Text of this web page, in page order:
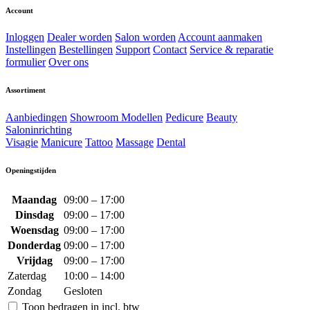
Account
Inloggen Dealer worden Salon wordenAccount aanmaken
Instellingen Bestellingen Support Contact Service & reparatie
formulier Over ons
Assortiment
Aanbiedingen Showroom Modellen Pedicure Beauty
Saloninrichting
Visagie Manicure Tattoo Massage Dental
Openingstijden
Maandag 09:00 – 17:00
Dinsdag
09:00 – 17:00
Woensdag 09:00 – 17:00
Donderdag 09:00 – 17:00
Vrijdag
09:00 – 17:00
Zaterdag
10:00 – 14:00
Zondag
Gesloten
Toon bedragen in incl. btw